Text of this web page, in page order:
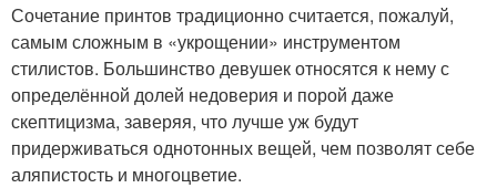
Сочетание принтов традиционно считается, пожалуй,
самым сложным в «укрощении» инструментом
стилистов. Большинство девушек относятся к нему с
определённой долей недоверия и порой даже
скептицизма, заверяя, что лучше уж будут
придерживаться однотонных вещей, чем позволят себе
аляпистость и многоцветие.